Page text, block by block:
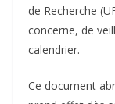
de Recherche
concerne, de
calendrier.
‎Ce document